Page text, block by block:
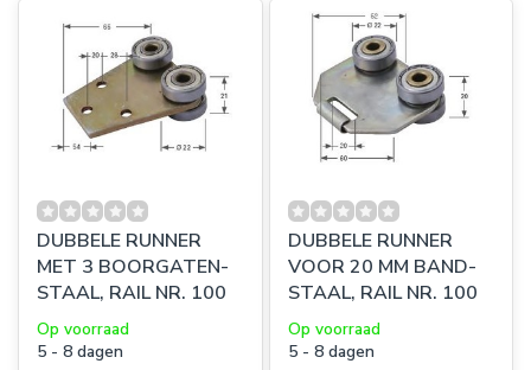
DUBBELE RUNNER
MET 3 BOORGATEN-
STAAL, RAIL NR. 100
Op voorraad
5 - 8 dagen
DUBBELE RUNNER
VOOR 20 MM BAND-
STAAL, RAIL NR. 100
Op voorraad
5 - 8 dagen